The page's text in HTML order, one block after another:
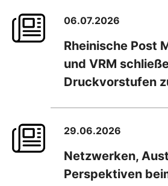
06.07.2026
Rheinische Post
und VRM
Druckvorstufen
29.06.2026
Netzwerken,
Perspektiven